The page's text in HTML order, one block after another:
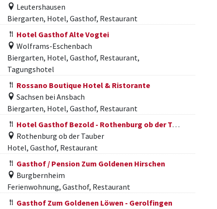
Leutershausen
Biergarten, Hotel, Gasthof, Restaurant
Hotel Gasthof Alte Vogtei
Wolframs-Eschenbach
Biergarten, Hotel, Gasthof, Restaurant,
Tagungshotel
Rossano Boutique Hotel & Ristorante
Sachsen bei Ansbach
Biergarten, Hotel, Gasthof, Restaurant
Hotel Gasthof Bezold - Rothenburg ob der Tauber
Rothenburg ob der Tauber
Hotel, Gasthof, Restaurant
Gasthof / Pension Zum Goldenen Hirschen
Burgbernheim
Ferienwohnung, Gasthof, Restaurant
Gasthof Zum Goldenen Löwen - Gerolfingen